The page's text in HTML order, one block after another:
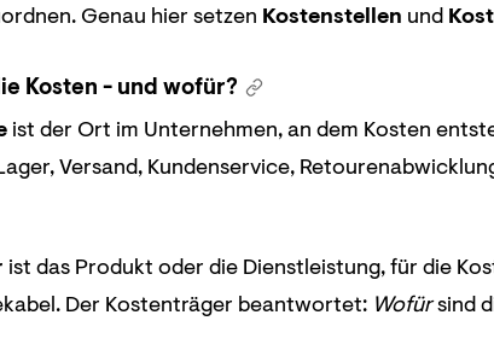
Genau hier setzen Kostenstellen und
Kosten - und wofür?
ist der Ort im Unternehmen, an dem Kosten
Versand, Kundenservice,
ist das Produkt oder die Dienstleistung, für die
Der Kostenträger beantwortet: Wofürsind